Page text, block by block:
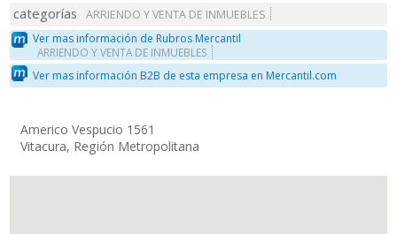
categorías
ARRIENDO Y VENTA DE INMUEBLES
Ver mas información de Rubros Mercantil
ARRIENDO Y VENTA DE INMUEBLES
Ver mas información B2B de esta empresa en Mercantil.com
Americo Vespucio 1561
Vitacura, Región Metropolitana